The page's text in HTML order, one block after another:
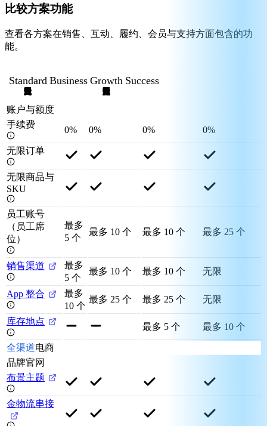
比较方案功能
查看各方案在销售、互动、履约、会员与支持方面包含的功
能。
Standard Business Growth Success
账户与额度
手续费
0% 0% 0% 0%
无限订单
无限商品与
SKU
员工账号
（员工席
位）
最多
5 个
最多 10 个 最多 10 个 最多 25 个
销售渠道
最多
5 个
最多 10 个 最多 10 个 无限
App 整合
最多
10 个
最多 25 个 最多 25 个 无限
库存地点
最多 5 个 最多 10 个
全渠道电商
品牌官网
布景主题
金物流串接